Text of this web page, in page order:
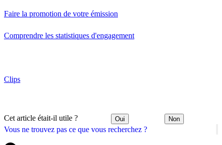
Vous ne trouvez pas ce que vous recherchez ?
Faire la promotion de votre émission
Comprendre les statistiques d'engagement
Clips
Cet article était-il utile ? Oui Non